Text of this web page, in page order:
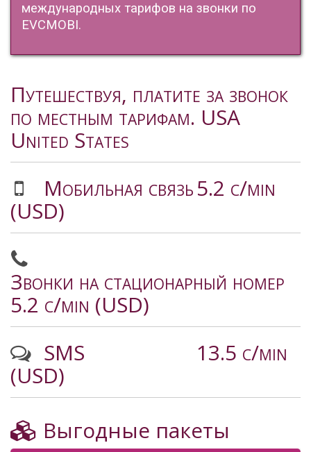
международных тарифов на звонки по
EVCMOBI.
Путешествуя, платите за звонок
по местным тарифам. USA
United States
Мобильная связь5.2 c/min
(USD)
Звонки на стационарный номер
5.2 c/min (USD)
SMS
13.5 c/min
(USD)
Выгодные пакеты